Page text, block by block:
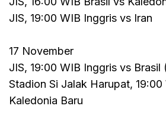
JIS, 19:00 WIB Inggris vs Iran
17 November
JIS, 19:00 WIB Inggris vs Brasil
Stadion Si Jalak Harupat, 19:00
Kaledonia Baru